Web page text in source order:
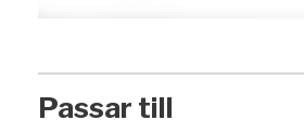
Passar till